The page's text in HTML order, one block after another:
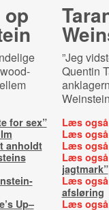
for sex”
anholdt
Up–
”Jeg
Quentin
Læs
Læs
Læs
Læs
jagtmark”
Læs
afsløring
Læs